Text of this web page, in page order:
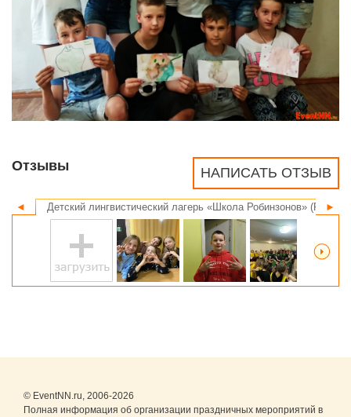
НАПИСАТЬ ОТЗЫВ
Отзывы
◄ ►
Детский лингвистический лагерь «Школа Робинзонов»
© EventNN.ru, 2006-2026
Полная информация об организации праздничных мероприятий в